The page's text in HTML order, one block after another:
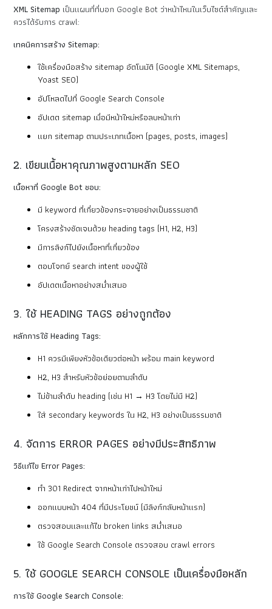
XML Sitemap เป็นแผนที่ที่บอก Google Bot ว่าหน้าไหนในเว็บไซต์สำคัญและ
ควรได้รับการ crawl:
เทคนิคการสร้าง Sitemap:
ใช้เครื่องมือสร้าง sitemap อัตโนมัติ (Google XML Sitemaps,
Yoast SEO)
อัปโหลดไปที่ Google Search Console
อัปเดต sitemap เมื่อมีหน้าใหม่หรือลบหน้าเก่า
แยก sitemap ตามประเภทเนื้อหา (pages, posts, images)
2. เขียนเนื้อหาคุณภาพสูงตามหลัก SEO
เนื้อหาที่ Google Bot ชอบ:
มี keyword ที่เกี่ยวข้องกระจายอย่างเป็นธรรมชาติ
โครงสร้างชัดเจนด้วย heading tags (H1, H2, H3)
มีการลิงก์ไปยังเนื้อหาที่เกี่ยวข้อง
ตอบโจทย์ search intent ของผู้ใช้
อัปเดตเนื้อหาอย่างสม่ำเสมอ
3. ใช้ HEADING TAGS อย่างถูกต้อง
หลักการใช้ Heading Tags:
H1 ควรมีเพียงหัวข้อเดียวต่อหน้า พร้อม main keyword
H2, H3 สำหรับหัวข้อย่อยตามลำดับ
ไม่ข้ามลำดับ heading (เช่น H1 → H3 โดยไม่มี H2)
ใส่ secondary keywords ใน H2, H3 อย่างเป็นธรรมชาติ
4. จัดการ ERROR PAGES อย่างมีประสิทธิภาพ
วิธีแก้ไข Error Pages:
ทำ 301 Redirect จากหน้าเก่าไปหน้าใหม่
ออกแบบหน้า 404 ที่มีประโยชน์ (มีลิงก์กลับหน้าแรก)
ตรวจสอบและแก้ไข broken links สม่ำเสมอ
ใช้ Google Search Console ตรวจสอบ crawl errors
5. ใช้ GOOGLE SEARCH CONSOLE เป็นเครื่องมือหลัก
การใช้ Google Search Console: